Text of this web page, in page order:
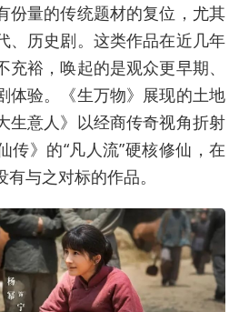
份量的传统题材的复位，尤其
、历史剧。这类作品在近几年
裕，唤起的是观众更早期、
体验。《生万物》展现的土地
生意人》以经商传奇视角折射
传》的“凡人流”硬核修仙，在
与之对标的作品。